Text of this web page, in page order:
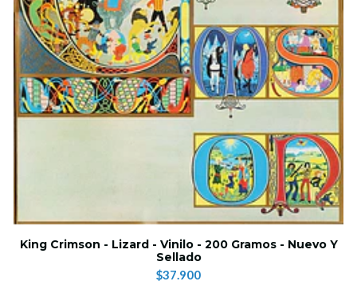
King Crimson - Lizard - Vinilo - 200 Gramos - Nuevo Y
Sellado
$37.900